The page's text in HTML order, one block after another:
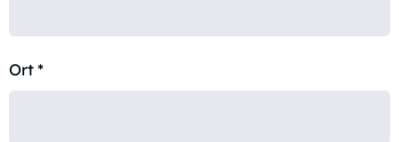
Ort*